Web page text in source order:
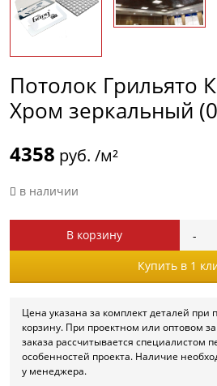
Потолок Грильято
Хром зеркальный
4358 руб. /м²
в наличии
В корзину
Купить в 1
Цена указана за комплект деталей при
корзину. При проектном или оптовом
заказа рассчитывается специалистом
особенностей проекта. Наличие
у менеджера.